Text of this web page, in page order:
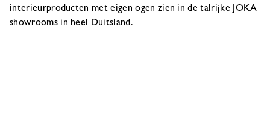
interieurproducten met eigen ogen zien in de talrijke JOKA
showrooms in heel Duitsland.